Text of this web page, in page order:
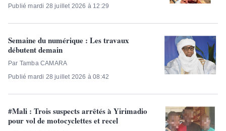
Publié mardi 28 juillet 2026 à 12:29
Semaine du numérique : Les travaux
débutent demain
Par Tamba CAMARA
Publié mardi 28 juillet 2026 à 08:42
#Mali : Trois suspects arrêtés à Yirimadio
pour vol de motocyclettes et recel